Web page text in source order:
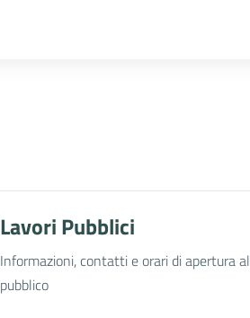
Lavori Pubblici
Informazioni, contatti e orari di apertura al
pubblico